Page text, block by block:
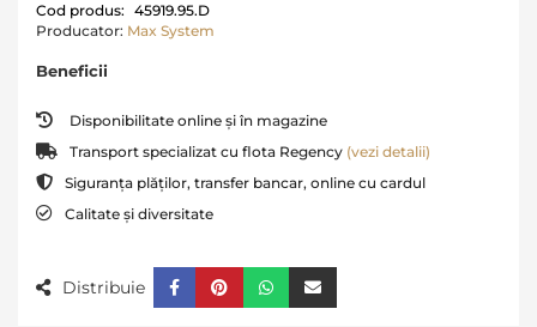
Cod produs: 45919.95.D
Producator: Max System
Beneficii
Disponibilitate online și în magazine
Transport specializat cu flota Regency (vezi detalii)
Siguranța plăților, transfer bancar, online cu cardul
Calitate și diversitate
Distribuie